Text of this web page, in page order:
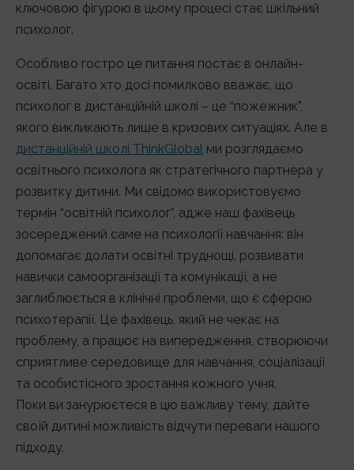
ключовою фігурою в цьому процесі стає шкільний
психолог.
Особливо гостро це питання постає в онлайн-
освіті. Багато хто досі помилково вважає, що
психолог в дистанційній школі – це “пожежник”,
якого викликають лише в кризових ситуаціях. Але в
дистанційній школі ThinkGlobal ми розглядаємо
освітнього психолога як стратегічного партнера у
розвитку дитини. Ми свідомо використовуємо
термін “освітній психолог”, адже наш фахівець
зосереджений саме на психології навчання: він
допомагає долати освітні труднощі, розвивати
навички самоорганізації та комунікації, а не
заглиблюється в клінічні проблеми, що є сферою
психотерапії. Це фахівець, який не чекає на
проблему, а працює на випередження, створюючи
сприятливе середовище для навчання, соціалізації
та особистісного зростання кожного учня.
Поки ви занурюєтеся в цю важливу тему, дайте
своїй дитині можливість відчути переваги нашого
підходу.